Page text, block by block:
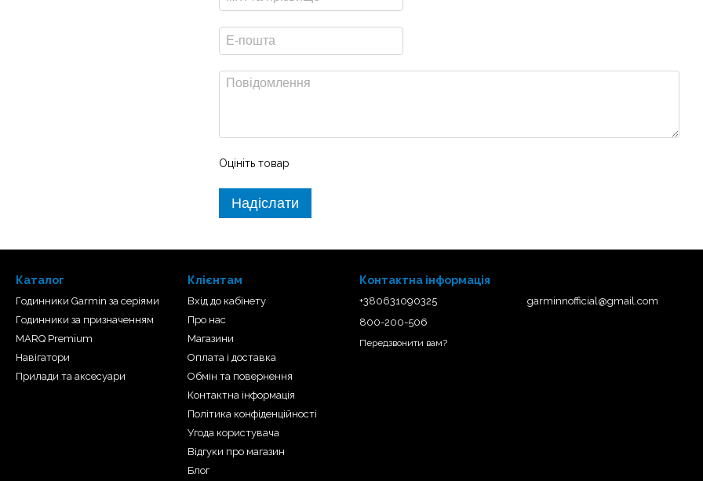
Оцініть товар
Надіслати
Каталог
Годинники Garmin за серіями
Годинники за призначенням
MARQ Premium
Навігатори
Прилади та аксесуари
Клієнтам
Вхід до кабінету
Про нас
Магазини
Оплата і доставка
Обмін та повернення
Контактна інформація
Політика конфіденційності
Угода користувача
Відгуки про магазин
Блог
Контактна інформація
+380631090325
800-200-506
Передзвонити вам?
garminnofficial@gmail.com